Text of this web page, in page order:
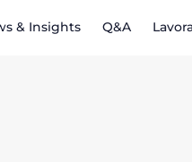
& Insights Q&A